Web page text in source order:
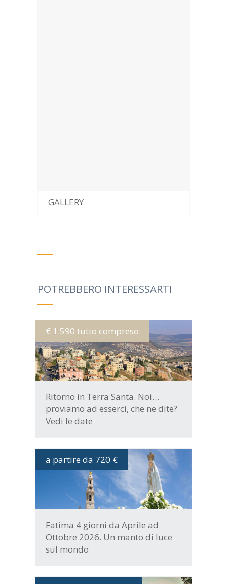
GALLERY
POTREBBERO INTERESSARTI
€ 1.590 tutto compreso
MORE INFO
Ritorno in Terra Santa. Noi…
proviamo ad esserci, che ne dite?
Vedi le date
a partire da 720 €
DATE E PROGRAMMA
Fatima 4 giorni da Aprile ad
Ottobre 2026. Un manto di luce
sul mondo